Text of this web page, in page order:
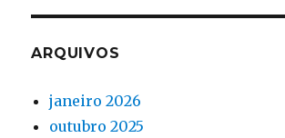
ARQUIVOS
janeiro 2026
outubro 2025